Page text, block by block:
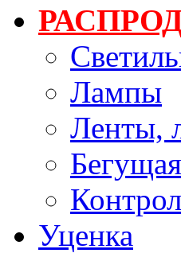
Лампы
Ленты,
Уценка